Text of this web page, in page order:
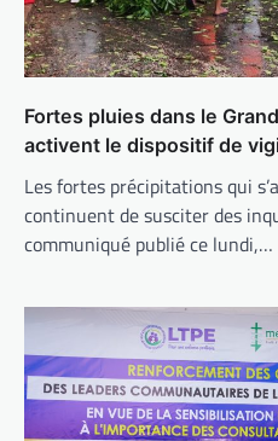
Fortes pluies dans le
activent le dispositif de
Les fortes précipitations qui
continuent de susciter des
communiqué publié ce lundi,…